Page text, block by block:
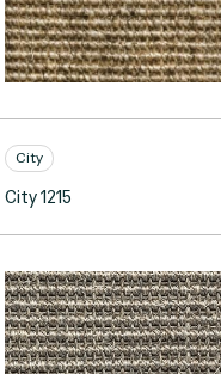
City
City 1215